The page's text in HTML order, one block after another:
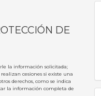
DE
la información solicitada;
realizan cesiones si existe una
derechos, como se indica
la información completa de